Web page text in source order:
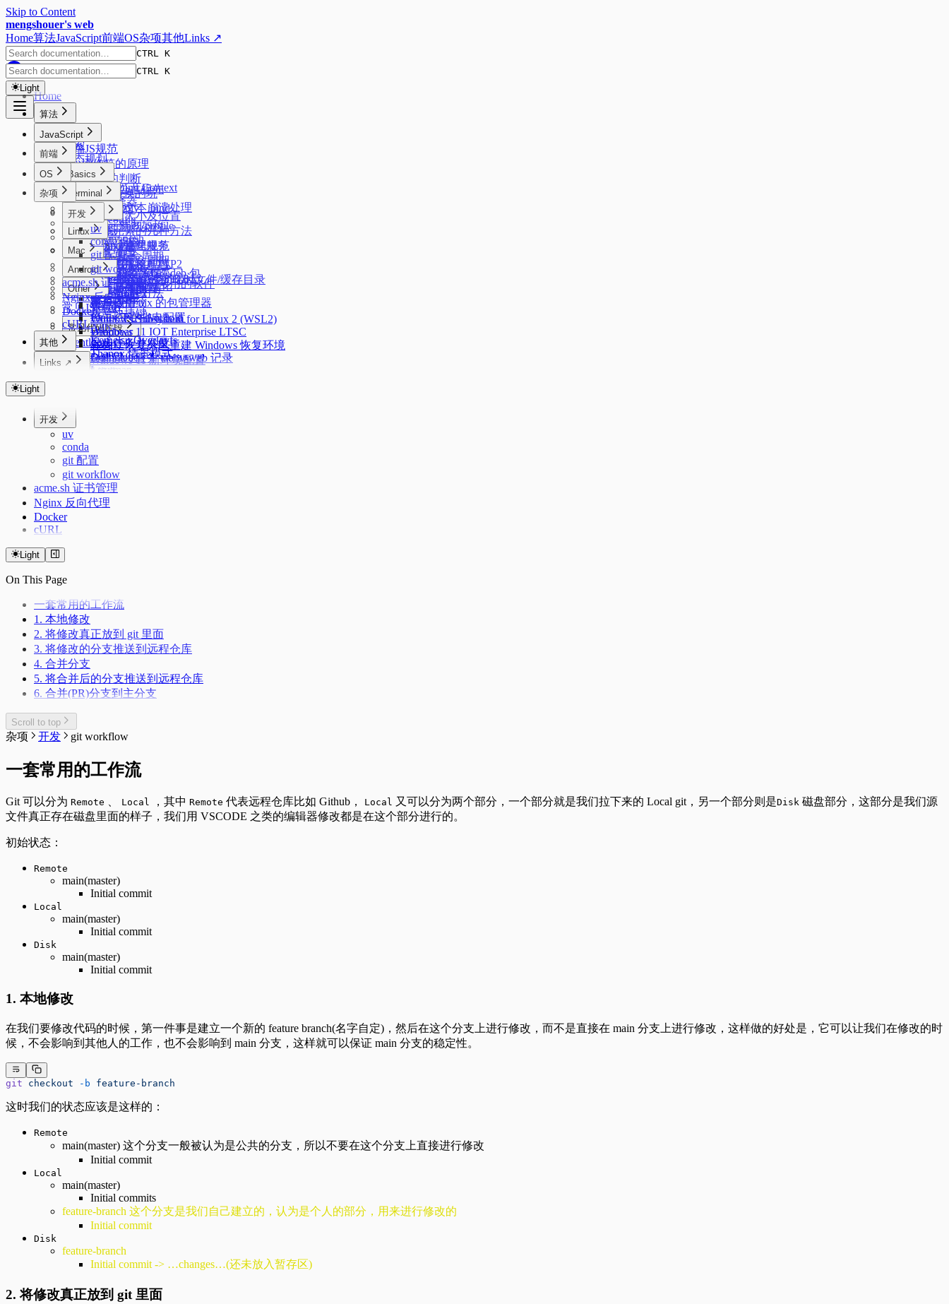
Skip to Content
mengshouer's web
Home算法JavaScript前端OS杂项其他Links ↗
CTRL K
Light
CTRL K
Home
算法
排序
搜索
动态规划
树
二叉树最近公共祖先
JavaScript
前端JS规范
new操作符的原理
数据类型的判断
JSON来回转换的坑
实现 call、apply、bind
标签函数
Promise
Console 的使用
Web Worker
一种简洁的添加入参的方法
动态执行的几种方法
常见JS问题
常见代码片段
异步任务并发量
Deepclone
Lazyman
三数之和
Eventloop
前端
Basics
Formatting Context
css选择器
元素的大小及位置
隐藏元素的几种方法
水平垂直居中
页面的生命周期
关于 1px 问题
Flex
Code
页面大文本崩溃处理
React
React 新老架构
Fiber 架构
React 生命周期
React的严格模式
React的性能优化
Misc
前端模块化规范
DevTools
性能优化
node 版本管理
客户端指纹
Network
HTTP1.1 & HTTP2
HTTP缓存
浏览器跨域
OS
Terminal
Starship
zsh config
zimfw
oh my zsh
Windows
PowerShell profile
oh-my-posh
磁盘管理
Autostartup
系统/常用软件的临时文件/缓存目录
Extensions
Ventoy
Windows Subsystem for Linux 2 (WSL2)
Windows 11 IOT Enterprise LTSC
在独立恢复分区重建 Windows 恢复环境
Windows 11 新环境配置
Linux
Alpine 管理服务
sysctl.conf
dpkg 安装 zst 的 deb 包
中文字体配置
简单使用 nix 的包管理器
Linux 下的 Android
Dropbear
Swap
Mac
Mac 新环境配置
Android
记录一些刷机常用的软件
安卓优化
拨号快捷键
Adb
Kernelsu Overlayfs
Thanox 情景模式
Other
IPv6 设置
PVE CPU 省电配置
杂项
开发
uv
conda
git 配置
git workflow
acme.sh 证书管理
Nginx 反向代理
Docker
cURL
其他
tabby 自建同步服务 tabby-web 记录
浏览器优化
科学上网
MosDNS 屏蔽国内常见的 PCDN
Links ↗
Markdown Editor
Regex Tester
Light
开发
uv
conda
git 配置
git workflow
acme.sh 证书管理
Nginx 反向代理
Docker
cURL
Light
On This Page
一套常用的工作流
1. 本地修改
2. 将修改真正放到 git 里面
3. 将修改的分支推送到远程仓库
4. 合并分支
5. 将合并后的分支推送到远程仓库
6. 合并(PR)分支到主分支
Scroll to top
杂项 开发 git workflow
一套常用的工作流
Git 可以分为 Remote 、 Local ，其中 Remote 代表远程仓库比如 Github， Local 又可以分为两个部分，一个部分就是我们拉下来的 Local git，另一个部分则是Disk 磁盘部分，这部分是我们源
文件真正存在磁盘里面的样子，我们用 VSCODE 之类的编辑器修改都是在这个部分进行的。
初始状态：
Remote
main(master)
Initial commit
Local
main(master)
Initial commit
Disk
main(master)
Initial commit
1. 本地修改
在我们要修改代码的时候，第一件事是建立一个新的 feature branch(名字自定)，然后在这个分支上进行修改，而不是直接在 main 分支上进行修改，这样做的好处是，它可以让我们在修改的时
候，不会影响到其他人的工作，也不会影响到 main 分支，这样就可以保证 main 分支的稳定性。
git checkout -b feature-branch
这时我们的状态应该是这样的：
Remote
main(master) 这个分支一般被认为是公共的分支，所以不要在这个分支上直接进行修改
Initial commit
Local
main(master)
Initial commits
feature-branch 这个分支是我们自己建立的，认为是个人的部分，用来进行修改的
Initial commit
Disk
feature-branch
Initial commit -> …changes…(还未放入暂存区)
2. 将修改真正放到 git 里面